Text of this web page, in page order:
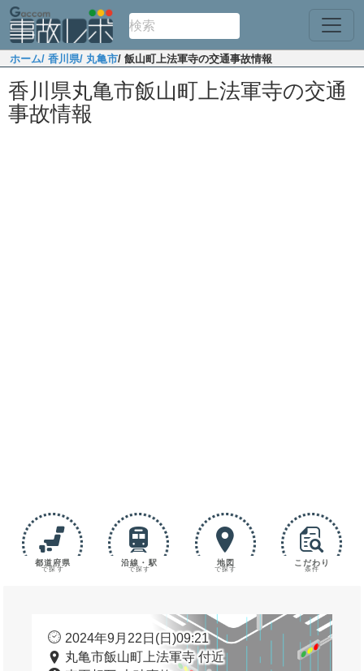
ホーム/ 香川県/ 丸亀市/ 飯山町上法軍寺の交通事故情報
香川県丸亀市飯山町上法軍寺の交通
事故情報
都道府県
で探す
沿線・駅
で探す
地図
で探す
こだわり
条件
2024年9月22日(日)09:21
丸亀市飯山町上法軍寺 付近